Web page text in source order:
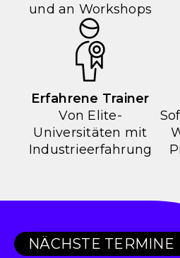
und an Workshops
Erfahrene Trainer
Von Elite-
Universitäten mit
Industrieerfahrung
NÄCHSTE TERMINE